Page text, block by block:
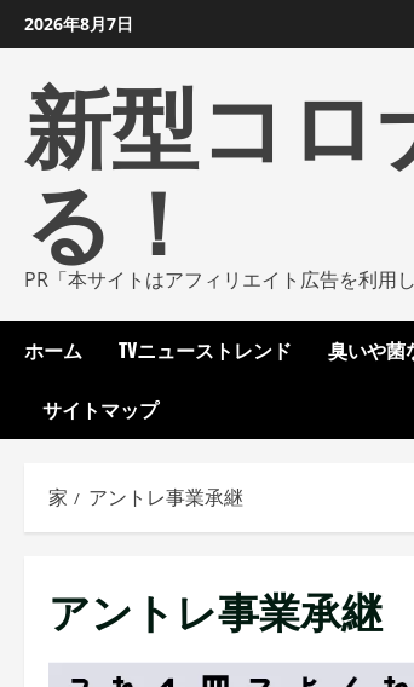
ン
2026年8月7日
新型コロ
る！
PR「本サイトはアフィリエイト広告を利用
ホーム TVニューストレンド 臭いや菌
サイトマップ
家 アントレ事業承継
アントレ事業承継